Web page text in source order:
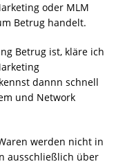
oder MLM
Betrug handelt.
Betrug ist, kläre ich
dannn schnell
und Network
werden nicht in
ausschließlich über